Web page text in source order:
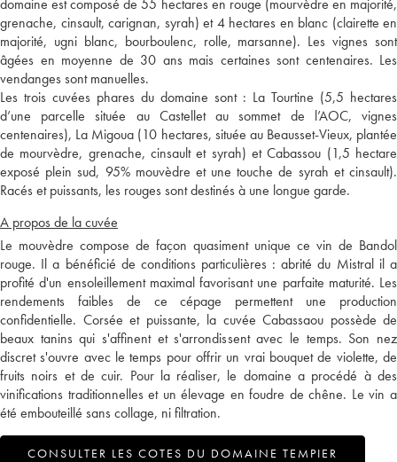
domaine est composé de 55 hectares en rouge (mourvèdre en majorité,
grenache, cinsault, carignan, syrah) et 4 hectares en blanc (clairette en
majorité, ugni blanc, bourboulenc, rolle, marsanne). Les vignes sont
âgées en moyenne de 30 ans mais certaines sont centenaires. Les
vendanges sont manuelles.
Les trois cuvées phares du domaine sont : La Tourtine (5,5 hectares
d’une parcelle située au Castellet au sommet de l’AOC, vignes
centenaires), La Migoua (10 hectares, située au Beausset-Vieux, plantée
de mourvèdre, grenache, cinsault et syrah) et Cabassou (1,5 hectare
exposé plein sud, 95% mouvèdre et une touche de syrah et cinsault).
Racés et puissants, les rouges sont destinés à une longue garde.
A propos de la cuvée
Le mouvèdre compose de façon quasiment unique ce vin de Bandol
rouge. Il a bénéficié de conditions particulières : abrité du Mistral il a
profité d'un ensoleillement maximal favorisant une parfaite maturité. Les
rendements faibles de ce cépage permettent une production
confidentielle. Corsée et puissante, la cuvée Cabassaou possède de
beaux tanins qui s'affinent et s'arrondissent avec le temps. Son nez
discret s'ouvre avec le temps pour offrir un vrai bouquet de violette, de
fruits noirs et de cuir. Pour la réaliser, le domaine a procédé à des
vinifications traditionnelles et un élevage en foudre de chêne. Le vin a
été embouteillé sans collage, ni filtration.
CONSULTER LES COTES DU DOMAINE TEMPIER